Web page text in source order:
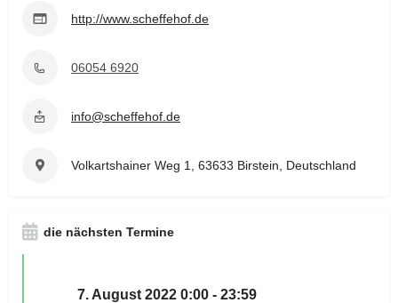
http://www.scheffehof.de
06054 6920
info@scheffehof.de
Volkartshainer Weg 1, 63633 Birstein, Deutschland
die nächsten Termine
7. August 2022 0:00 - 23:59